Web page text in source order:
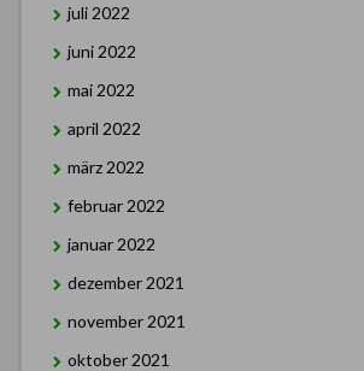
juli 2022
juni 2022
mai 2022
april 2022
märz 2022
februar 2022
januar 2022
dezember 2021
november 2021
oktober 2021